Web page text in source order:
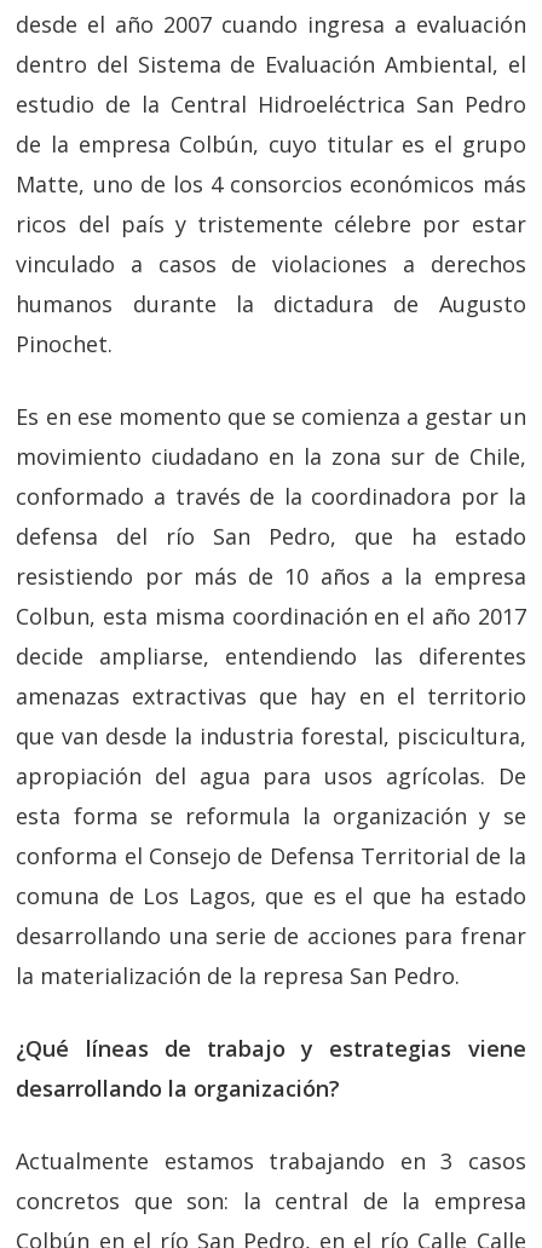
desde el año 2007 cuando ingresa a evaluación
dentro del Sistema de Evaluación Ambiental, el
estudio de la Central Hidroeléctrica San Pedro
de la empresa Colbún, cuyo titular es el grupo
Matte, uno de los 4 consorcios económicos más
ricos del país y tristemente célebre por estar
vinculado a casos de violaciones a derechos
humanos durante la dictadura de Augusto
Pinochet.
Es en ese momento que se comienza a gestar un
movimiento ciudadano en la zona sur de Chile,
conformado a través de la coordinadora por la
defensa del río San Pedro, que ha estado
resistiendo por más de 10 años a la empresa
Colbun, esta misma coordinación en el año 2017
decide ampliarse, entendiendo las diferentes
amenazas extractivas que hay en el territorio
que van desde la industria forestal, piscicultura,
apropiación del agua para usos agrícolas. De
esta forma se reformula la organización y se
conforma el Consejo de Defensa Territorial de la
comuna de Los Lagos, que es el que ha estado
desarrollando una serie de acciones para frenar
la materialización de la represa San Pedro.
¿Qué líneas de trabajo y estrategias viene
desarrollando la organización?
Actualmente estamos trabajando en 3 casos
concretos que son: la central de la empresa
Colbún en el río San Pedro, en el río Calle Calle